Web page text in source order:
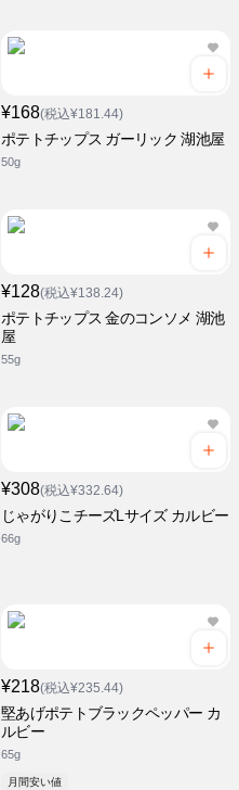
¥168(税込¥181.44)
ポテトチップス ガーリック 湖池屋
50g
¥128(税込¥138.24)
ポテトチップス 金のコンソメ 湖池
屋
55g
¥308(税込¥332.64)
じゃがりこチーズLサイズ カルビー
66g
¥218(税込¥235.44)
堅あげポテトブラックペッパー カ
ルビー
65g
月間安い値